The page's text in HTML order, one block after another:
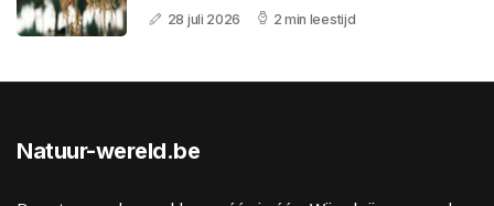
28 juli 2026 2 min leestijd
Natuur-wereld.be